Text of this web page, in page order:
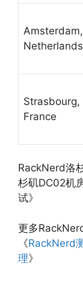
Amsterdam,
Netherlands
Strasbourg,
France
RackNerd洛
杉矶DC02机
试》
更多
《RackNerd
理》